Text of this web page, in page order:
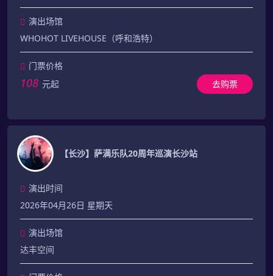
演出场馆
WHOHOT LIVEHOUSE（呼和浩特）
门票价格
108 元起 去购票
【长沙】萨满乐队20周年巡演长沙站
演出时间
2026年04月26日 星期天
演出场馆
达丰空间